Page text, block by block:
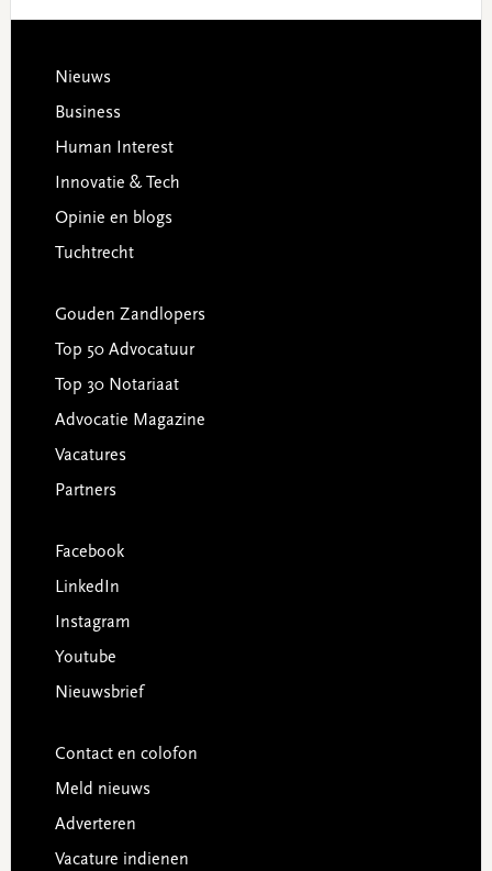
Footer
Nieuws
Business
Human Interest
Innovatie & Tech
Opinie en blogs
Tuchtrecht
Gouden Zandlopers
Top 50 Advocatuur
Top 30 Notariaat
Advocatie Magazine
Vacatures
Partners
Facebook
LinkedIn
Instagram
Youtube
Nieuwsbrief
Contact en colofon
Meld nieuws
Adverteren
Vacature indienen